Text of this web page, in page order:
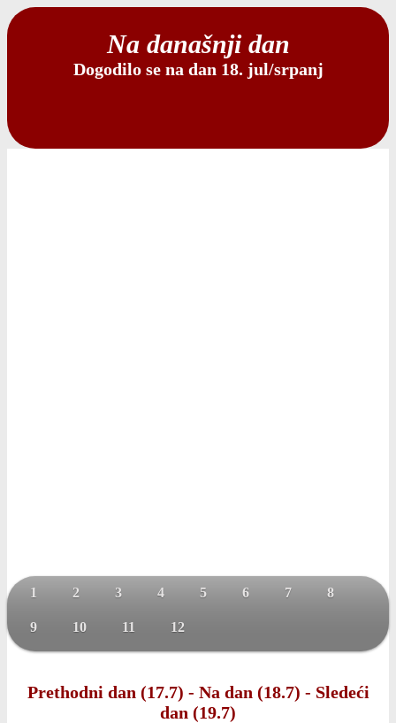
Na današnji dan
Dogodilo se na dan 18. jul/srpanj
1 2 3 4 5 6 7 8
9 10 11 12
Prethodni dan (17.7) - Na dan (18.7) - Sledeći
dan (19.7)